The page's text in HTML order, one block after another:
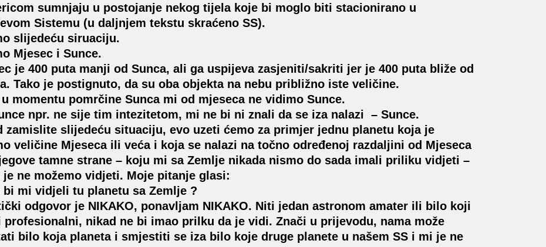
sumnjaju u postojanje nekog tijela koje bi moglo biti stacionirano u
Sistemu (u daljnjem tekstu skraćeno SS).
slijedeću siruaciju.
Mjesec i Sunce.
je 400 puta manji od Sunca, ali ga uspijeva zasjeniti/sakriti jer je 400 puta bliže od
Tako je postignuto, da su oba objekta na nebu približno iste veličine.
u momentu pomrčine Sunca mi od mjeseca ne vidimo Sunce.
npr. ne sije tim intezitetom, mi ne bi ni znali da se iza nalazi – Sunce.
zamislite slijedeću situaciju, evo uzeti ćemo za primjer jednu planetu koja je
veličine Mjeseca ili veća i koja se nalazi na točno određenoj razdaljini od Mjeseca
tamne strane – koju mi sa Zemlje nikada nismo do sada imali priliku vidjeti –
ne možemo vidjeti. Moje pitanje glasi:
bi mi vidjeli tu planetu sa Zemlje ?
odgovor je NIKAKO, ponavljam NIKAKO. Niti jedan astronom amater ili bilo koji
profesionalni, nikad ne bi imao prilku da je vidi. Znači u prijevodu, nama može
bilo koja planeta i smjestiti se iza bilo koje druge planete u našem SS i mi je ne